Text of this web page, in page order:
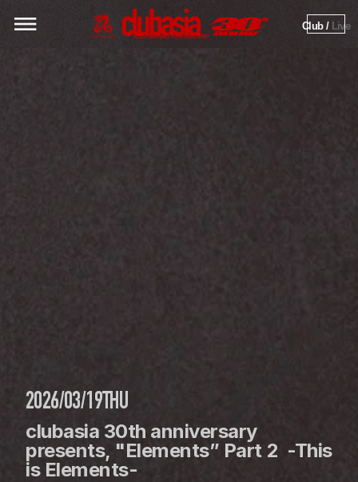
Club / Live
2026/03/19THU
clubasia 30th anniversary
presents, "Elements” Part 2  -This
is Elements-